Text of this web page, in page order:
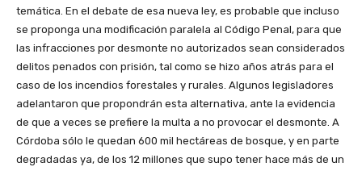
temática. En el debate de esa nueva ley, es probable que incluso
se proponga una modificación paralela al Código Penal, para que
las infracciones por desmonte no autorizados sean considerados
delitos penados con prisión, tal como se hizo años atrás para el
caso de los incendios forestales y rurales. Algunos legisladores
adelantaron que propondrán esta alternativa, ante la evidencia
de que a veces se prefiere la multa a no provocar el desmonte. A
Córdoba sólo le quedan 600 mil hectáreas de bosque, y en parte
degradadas ya, de los 12 millones que supo tener hace más de un